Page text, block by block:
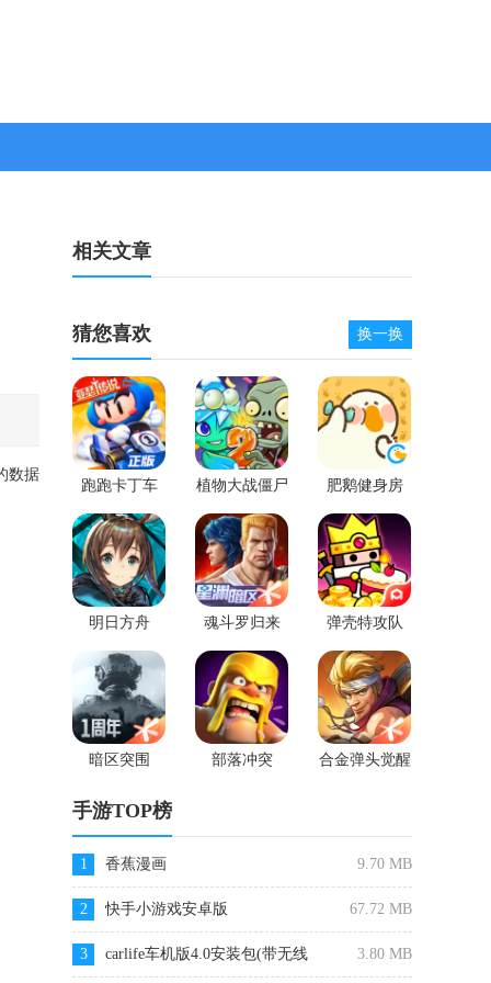
数据
相关文章
猜您喜欢 换一换
跑跑卡丁车
植物大战僵尸
肥鹅健身房
明日方舟 魂斗罗归来 弹壳特攻队
暗区突围 部落冲突 合金弹头觉醒
手游TOP榜
9.70 MB
1 香蕉漫画
67.72 MB
2 快手小游戏安卓版
3.80 MB
3
carlife车机版4.0安装包(带无线
WIFI)